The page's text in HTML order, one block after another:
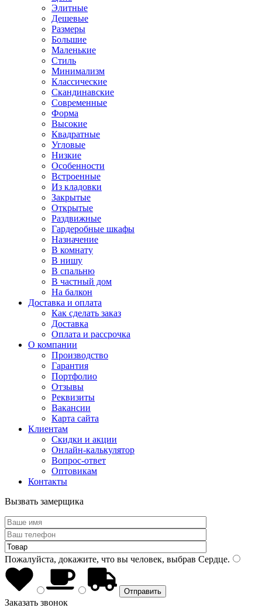
Элитные
Дешевые
Размеры
Большие
Маленькие
Стиль
Минимализм
Классические
Скандинавские
Современные
Форма
Высокие
Квадратные
Угловые
Низкие
Особенности
Встроенные
Из кладовки
Закрытые
Открытые
Раздвижные
Гардеробные шкафы
Назначение
В комнату
В нишу
В спальню
В частный дом
На балкон
Доставка и оплата
Как сделать заказ
Доставка
Оплата и рассрочка
О компании
Производство
Гарантия
Портфолио
Отзывы
Реквизиты
Вакансии
Карта сайта
Клиентам
Скидки и акции
Онлайн-калькулятор
Вопрос-ответ
Оптовикам
Контакты
Вызвать замерщика
Пожалуйста, докажите, что вы человек, выбрав Сердце.
Заказать звонок